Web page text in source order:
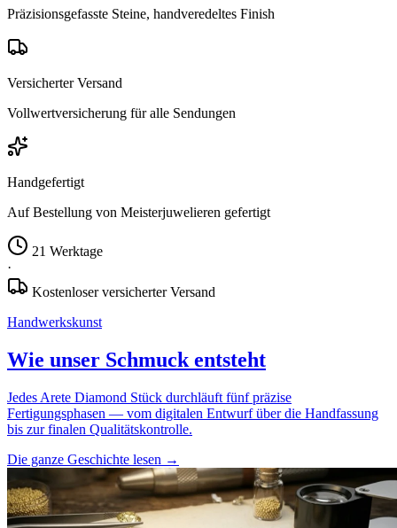
Präzisionsgefasste Steine, handveredeltes Finish
Versicherter Versand
Vollwertversicherung für alle Sendungen
Handgefertigt
Auf Bestellung von Meisterjuwelieren gefertigt
21 Werktage
·
Kostenloser versicherter Versand
Handwerkskunst
Wie unser Schmuck entsteht
Jedes Arete Diamond Stück durchläuft fünf präzise
Fertigungsphasen — vom digitalen Entwurf über die Handfassung
bis zur finalen Qualitätskontrolle.
Die ganze Geschichte lesen →